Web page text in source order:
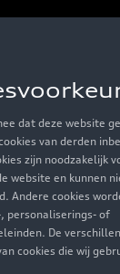
van
via